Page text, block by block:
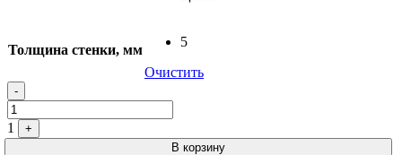
Толщина стенки, мм
5
Очистить
-
1
+
В корзину